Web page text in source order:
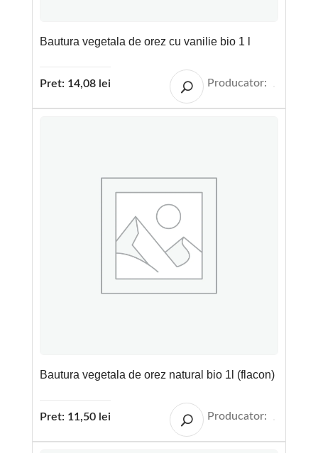
Bautura vegetala de orez cu vanilie bio 1 l
Pret: 14,08 lei Producator:
Bautura vegetala de orez natural bio 1l (flacon)
Pret: 11,50 lei Producator: